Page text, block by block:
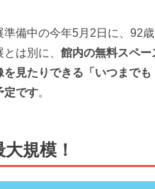
備中の今年5月2日に、92
は別に、 館内の無料スペ
見たりできる「いつまでも
定です。
規模！